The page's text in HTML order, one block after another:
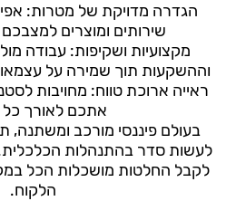
הגדרה מדויקת של מטרות:
שירותים ומוצרים
מקצועיות ושקיפות: עבודה
וההשקעות תוך שמירה על
ראייה ארוכת טווח: מחויבות
אתכם לאורך
בעולם פיננסי מורכב ומשתנה,
לעשות סדר בהתנהלות הכלכלית.
לקבל החלטות מושכלות הכל
הלקוח.